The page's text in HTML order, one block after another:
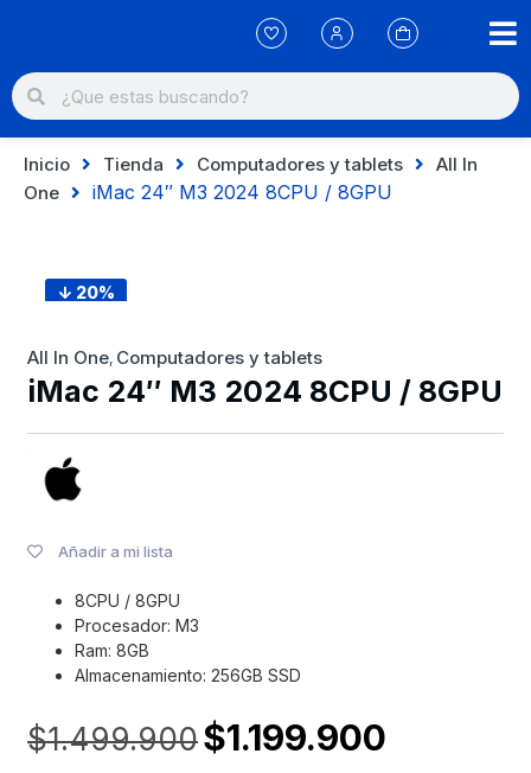
Inicio Tienda Computadores y tablets
All In
One
iMac 24″ M3 2024 8CPU / 8GPU
↓ 20%
All In One, Computadores y tablets
iMac 24″ M3 2024 8CPU / 8GPU
Añadir a mi lista
8CPU / 8GPU
Procesador: M3
Ram: 8GB
Almacenamiento: 256GB SSD
$1.499.900$1.199.900